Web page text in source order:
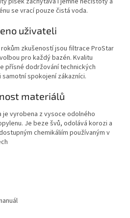
se vrací pouze čistá voda.
uživateli
rokům zkušeností jsou filtrace ProStar
pro každý bazén. Kvalitu
přísné dodržování technických
samotní spokojení zákazníci.
materiálů
je vyrobena z vysoce odolného
Je beze švů, odolává korozi a
chemikáliím používaným v